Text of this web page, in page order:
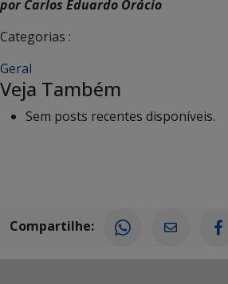
por Carlos Eduardo Orácio
Categorias :
Geral
Veja Também
Sem posts recentes disponíveis.
Compartilhe: